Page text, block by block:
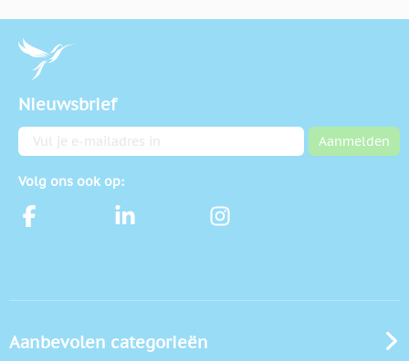
Nieuwsbrief
E-mailadres Aanmelden
Volg ons ook op:
Aanbevolen categorieën